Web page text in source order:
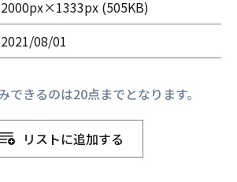
2000px×1333px (505KB)
2021/08/01
できるのは20点までとなります。
リストに追加する